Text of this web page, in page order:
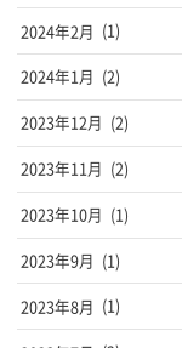
2024年2月 (1)
2024年1月 (2)
2023年12月 (2)
2023年11月 (2)
2023年10月 (1)
2023年9月 (1)
2023年8月 (1)